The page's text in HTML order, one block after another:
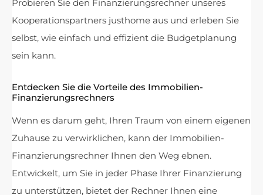
Probieren Sie den Finanzierungsrechner unseres
Kooperationspartners justhome aus und erleben Sie
selbst, wie einfach und effizient die Budgetplanung
sein kann.
Entdecken Sie die Vorteile des Immobilien-
Finanzierungsrechners
Wenn es darum geht, Ihren Traum von einem eigenen
Zuhause zu verwirklichen, kann der Immobilien-
Finanzierungsrechner Ihnen den Weg ebnen.
Entwickelt, um Sie in jeder Phase Ihrer Finanzierung
zu unterstützen, bietet der Rechner Ihnen eine